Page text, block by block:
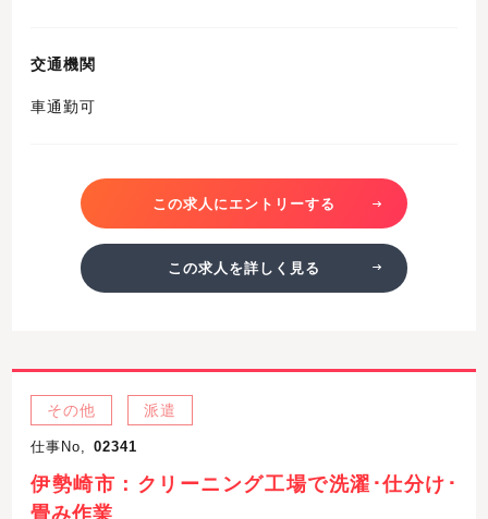
交通機関
車通勤可
この求人にエントリーする
この求人を詳しく見る
その他 派遣
仕事No, 02341
伊勢崎市：クリーニング工場で洗濯･仕分け･
畳み作業